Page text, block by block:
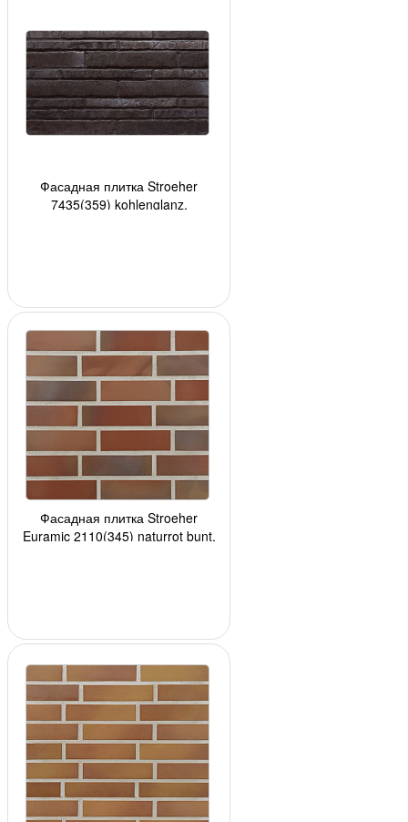
Фасадная плитка Stroeher
7435(359) kohlenglanz,
Фасадная плитка Stroeher
Euramic 2110(345) naturrot bunt,